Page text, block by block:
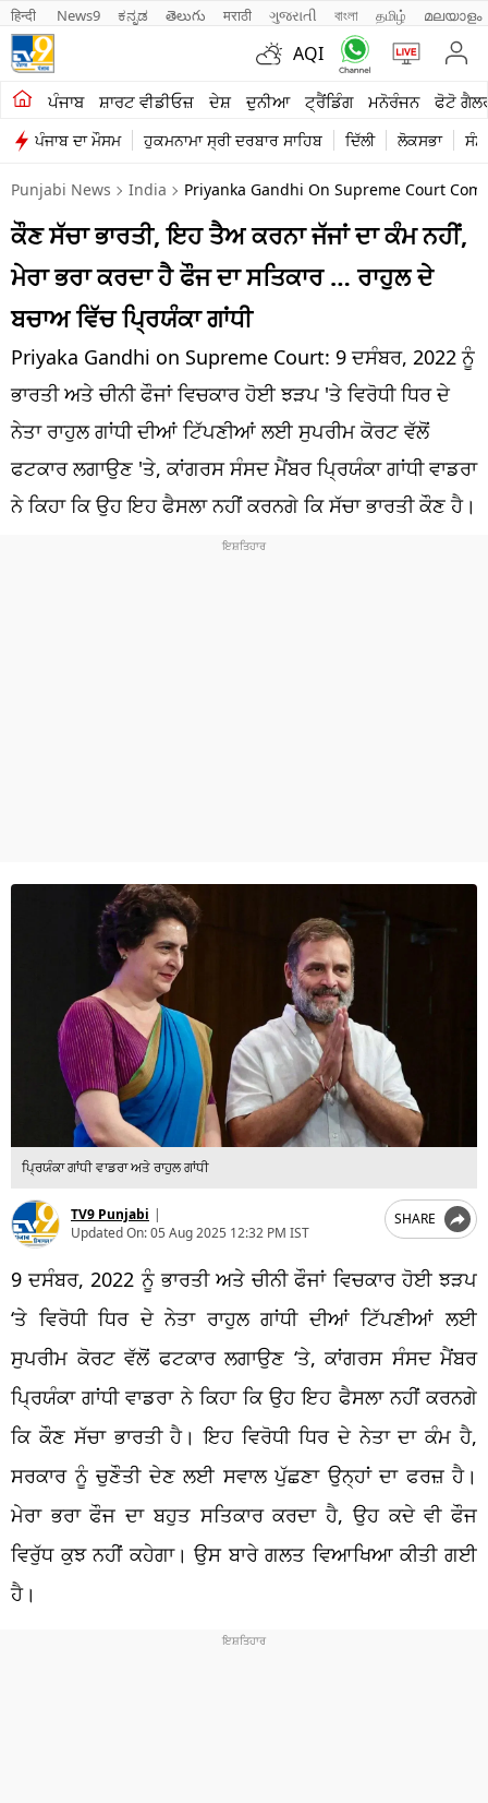
हिन्दी News9 ಕನ್ನಡ తెలుగు मराठी ગુજરાતી বাংলা தமிழ் മലയാളം
AQI
ਪੰਜਾਬ ਸ਼ਾਰਟ ਵੀਡੀਓਜ਼ ਦੇਸ਼ ਦੁਨੀਆ ਟ੍ਰੈਂਡਿੰਗ ਮਨੋਰੰਜਨ ਫੋਟੋ
ਪੰਜਾਬ ਦਾ ਮੌਸਮ ਹੁਕਮਨਾਮਾ ਸ੍ਰੀ ਦਰਬਾਰ ਸਾਹਿਬ ਦਿੱਲੀ ਲੋਕਸਭਾ
ਖੇਤੀਬਾੜੀ
ਸ਼ਾਰਟ ਵੀਡੀਓਜ਼
ਕਾਰੋਬਾਰ
ਕਰਿਅਰ
ਦੇਸ਼
ਲਾਈਫ ਸਟਾਈਲ
ਪੰਜਾਬ
ਧਰਮ
Punjabi News India Priyanka Gandhi On Supreme Court
ਕੌਣ ਸੱਚਾ ਭਾਰਤੀ, ਇਹ ਤੈਅ ਕਰਨਾ ਜੱਜਾਂ ਦਾ ਕੰਮ ਨਹੀਂ,
ਮੇਰਾ ਭਰਾ ਕਰਦਾ ਹੈ ਫੌਜ ਦਾ ਸਤਿਕਾਰ … ਰਾਹੁਲ ਦੇ
ਬਚਾਅ ਵਿੱਚ ਪ੍ਰਿਯੰਕਾ ਗਾਂਧੀ
Priyaka Gandhi on Supreme Court: 9 ਦਸੰਬਰ, 2022 ਨੂੰ
ਭਾਰਤੀ ਅਤੇ ਚੀਨੀ ਫੌਜਾਂ ਵਿਚਕਾਰ ਹੋਈ ਝੜਪ 'ਤੇ ਵਿਰੋਧੀ ਧਿਰ ਦੇ
ਨੇਤਾ ਰਾਹੁਲ ਗਾਂਧੀ ਦੀਆਂ ਟਿੱਪਣੀਆਂ ਲਈ ਸੁਪਰੀਮ ਕੋਰਟ ਵੱਲੋਂ
ਫਟਕਾਰ ਲਗਾਉਣ 'ਤੇ, ਕਾਂਗਰਸ ਸੰਸਦ ਮੈਂਬਰ ਪ੍ਰਿਯੰਕਾ ਗਾਂਧੀ ਵਾਡਰਾ
ਨੇ ਕਿਹਾ ਕਿ ਉਹ ਇਹ ਫੈਸਲਾ ਨਹੀਂ ਕਰਨਗੇ ਕਿ ਸੱਚਾ ਭਾਰਤੀ ਕੌਣ ਹੈ।
ਪ੍ਰਿਯੰਕਾ ਗਾਂਧੀ ਵਾਡਰਾ ਅਤੇ ਰਾਹੁਲ ਗਾਂਧੀ
TV9 Punjabi |
Updated On:05 Aug 2025 12:32 PM IST
SHARE
9 ਦਸੰਬਰ, 2022 ਨੂੰ ਭਾਰਤੀ ਅਤੇ ਚੀਨੀ ਫੌਜਾਂ ਵਿਚਕਾਰ ਹੋਈ ਝੜਪ
‘ਤੇ ਵਿਰੋਧੀ ਧਿਰ ਦੇ ਨੇਤਾ ਰਾਹੁਲ ਗਾਂਧੀ ਦੀਆਂ ਟਿੱਪਣੀਆਂ ਲਈ
ਸੁਪਰੀਮ ਕੋਰਟ ਵੱਲੋਂ ਫਟਕਾਰ ਲਗਾਉਣ ‘ਤੇ, ਕਾਂਗਰਸ ਸੰਸਦ ਮੈਂਬਰ
ਪ੍ਰਿਯੰਕਾ ਗਾਂਧੀ ਵਾਡਰਾ ਨੇ ਕਿਹਾ ਕਿ ਉਹ ਇਹ ਫੈਸਲਾ ਨਹੀਂ ਕਰਨਗੇ
ਕਿ ਕੌਣ ਸੱਚਾ ਭਾਰਤੀ ਹੈ। ਇਹ ਵਿਰੋਧੀ ਧਿਰ ਦੇ ਨੇਤਾ ਦਾ ਕੰਮ ਹੈ,
ਸਰਕਾਰ ਨੂੰ ਚੁਣੌਤੀ ਦੇਣ ਲਈ ਸਵਾਲ ਪੁੱਛਣਾ ਉਨ੍ਹਾਂ ਦਾ ਫਰਜ਼ ਹੈ।
ਮੇਰਾ ਭਰਾ ਫੌਜ ਦਾ ਬਹੁਤ ਸਤਿਕਾਰ ਕਰਦਾ ਹੈ, ਉਹ ਕਦੇ ਵੀ ਫੌਜ
ਵਿਰੁੱਧ ਕੁਝ ਨਹੀਂ ਕਹੇਗਾ। ਉਸ ਬਾਰੇ ਗਲਤ ਵਿਆਖਿਆ ਕੀਤੀ ਗਈ
ਹੈ।